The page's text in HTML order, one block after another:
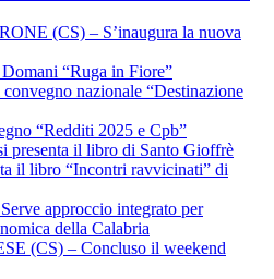
(CS) – S’inaugura la nuova
“Ruga in Fiore”
nazionale “Destinazione
“Redditi 2025 e Cpb”
presenta il libro di Santo Gioffrè
il libro “Incontri ravvicinati” di
approccio integrato per
della Calabria
(CS) – Concluso il weekend